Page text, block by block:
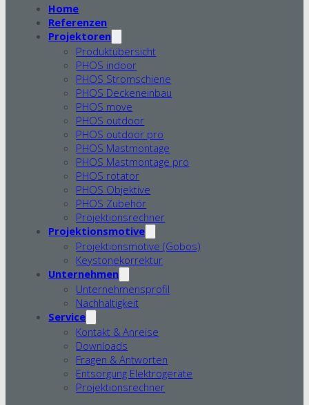
Home
Referenzen
Projektoren
Produktübersicht
PHOS indoor
PHOS Stromschiene
PHOS Deckeneinbau
PHOS move
PHOS outdoor
PHOS outdoor pro
PHOS Mastmontage
PHOS Mastmontage pro
PHOS rotator
PHOS Objektive
PHOS Zubehör
Projektionsrechner
Projektionsmotive
Projektionsmotive (Gobos)
Keystonekorrektur
Unternehmen
Unternehmensprofil
Nachhaltigkeit
Service
Kontakt & Anreise
Downloads
Fragen & Antworten
Entsorgung Elektrogeräte
Projektionsrechner